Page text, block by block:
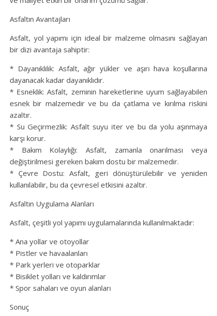
Asfaltın Avantajları
Asfalt, yol yapımı için ideal bir malzeme olmasını sağlayan
bir dizi avantaja sahiptir:
* Dayanıklılık: Asfalt, ağır yükler ve aşırı hava koşullarına
dayanacak kadar dayanıklıdır.
* Esneklik: Asfalt, zeminin hareketlerine uyum sağlayabilen
esnek bir malzemedir ve bu da çatlama ve kırılma riskini
azaltır.
* Su Geçirmezlik: Asfalt suyu iter ve bu da yolu aşınmaya
karşı korur.
* Bakım Kolaylığı: Asfalt, zamanla onarılması veya
değiştirilmesi gereken bakım dostu bir malzemedir.
* Çevre Dostu: Asfalt, geri dönüştürülebilir ve yeniden
kullanılabilir, bu da çevresel etkisini azaltır.
Asfaltın Uygulama Alanları
Asfalt, çeşitli yol yapımı uygulamalarında kullanılmaktadır:
* Ana yollar ve otoyollar
* Pistler ve havaalanları
* Park yerleri ve otoparklar
* Bisiklet yolları ve kaldırımlar
* Spor sahaları ve oyun alanları
Sonuç